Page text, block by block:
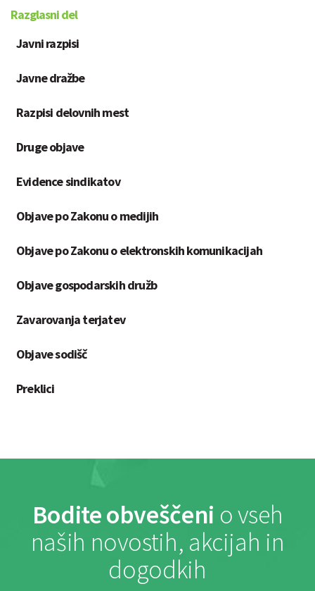
Razglasni del
Javni razpisi
Javne dražbe
Razpisi delovnih mest
Druge objave
Evidence sindikatov
Objave po Zakonu o medijih
Objave po Zakonu o elektronskih komunikacijah
Objave gospodarskih družb
Zavarovanja terjatev
Objave sodišč
Preklici
Bodite obveščeni o vseh
naših novostih, akcijah in
dogodkih